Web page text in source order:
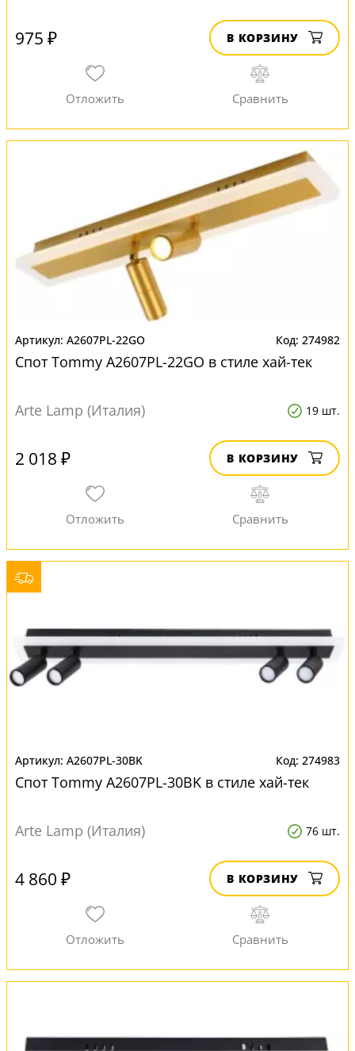
975 ₽ В КОРЗИНУ
A2607PL-22GO 274982
Спот Tommy A2607PL-22GO в стиле хай-тек
Arte Lamp (Италия) 19 шт.
2 018 ₽ В КОРЗИНУ
A2607PL-30BK 274983
Спот Tommy A2607PL-30BK в стиле хай-тек
Arte Lamp (Италия) 76 шт.
4 860 ₽ В КОРЗИНУ